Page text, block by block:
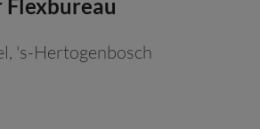
, 's-Hertogenbosch